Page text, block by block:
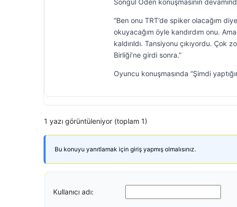
Songül Öden konuşmasının
“Ben onu TRT’de spiker olacağım
okuyacağım öyle kandırdım onu.
kaldırıldı. Tansiyonu çıkıyordu.
Birliği’ne girdi sonra.”
Oyuncu konuşmasında “Şimdi
1 yazı görüntüleniyor (toplam 1)
Bu konuyu yanıtlamak için giriş yapmış olmalısınız.
Kullanıcı adı: